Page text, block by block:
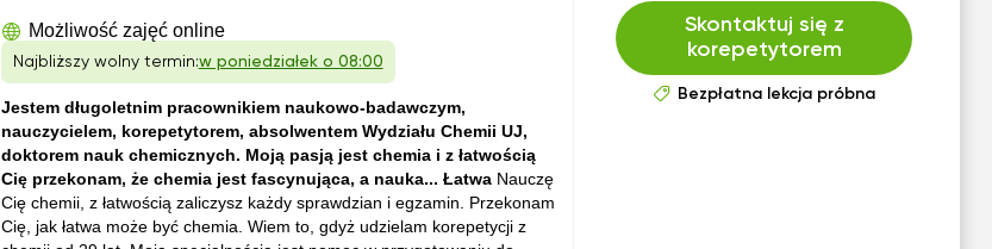
Możliwość zajęć online
Najbliższy wolny termin:w poniedziałek o 08:00
Jestem długoletnim pracownikiem naukowo-badawczym,
nauczycielem, korepetytorem, absolwentem Wydziału Chemii UJ,
doktorem nauk chemicznych. Moją pasją jest chemia i z łatwością
Cię przekonam, że chemia jest fascynująca, a nauka... Łatwa Nauczę
Cię chemii, z łatwością zaliczysz każdy sprawdzian i egzamin. Przekonam
Cię, jak łatwa może być chemia. Wiem to, gdyż udzielam korepetycji z
Skontaktuj się z
korepetytorem
Bezpłatna lekcja próbna